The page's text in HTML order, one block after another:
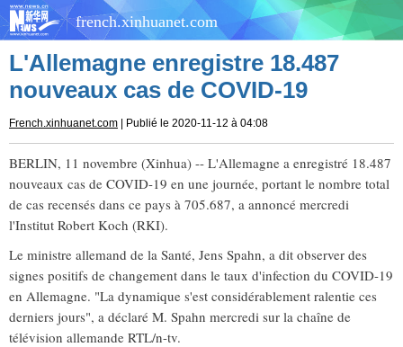
french.xinhuanet.com
L'Allemagne enregistre 18.487
nouveaux cas de COVID-19
French.xinhuanet.com | Publié le 2020-11-12 à 04:08
BERLIN, 11 novembre (Xinhua) -- L'Allemagne a enregistré 18.487
nouveaux cas de COVID-19 en une journée, portant le nombre total
de cas recensés dans ce pays à 705.687, a annoncé mercredi
l'Institut Robert Koch (RKI).
Le ministre allemand de la Santé, Jens Spahn, a dit observer des
signes positifs de changement dans le taux d'infection du COVID-19
en Allemagne. "La dynamique s'est considérablement ralentie ces
derniers jours", a déclaré M. Spahn mercredi sur la chaîne de
télévision allemande RTL/n-tv.